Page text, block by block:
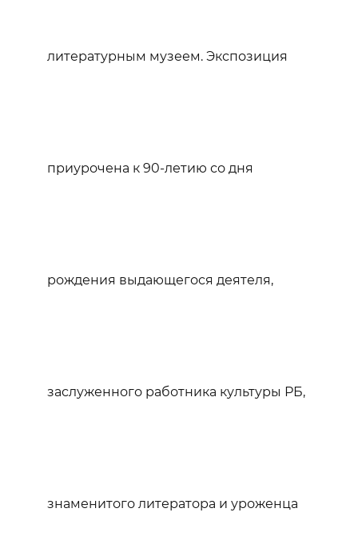
литературным музеем. Экспозиция
приурочена к 90-летию со дня
рождения выдающегося деятеля,
заслуженного работника культуры РБ,
знаменитого литератора и уроженца